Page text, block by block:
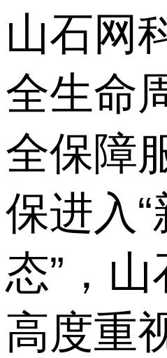
山石网
全生命
全保障
保进入“
态”，
高度重